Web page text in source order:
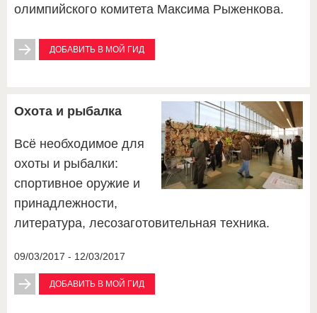
олимпийского комитета Максима Рыженкова.
ДОБАВИТЬ В МОЙ ГИД
Охота и рыбалка
Всё необходимое для
охоты и рыбалки:
спортивное оружие и
принадлежности,
литература, лесозаготовительная техника.
09/03/2017 - 12/03/2017
ДОБАВИТЬ В МОЙ ГИД